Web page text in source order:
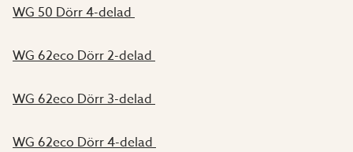
WG 50 Dörr 4-delad
WG 62eco Dörr 2-delad
WG 62eco Dörr 3-delad
WG 62eco Dörr 4-delad